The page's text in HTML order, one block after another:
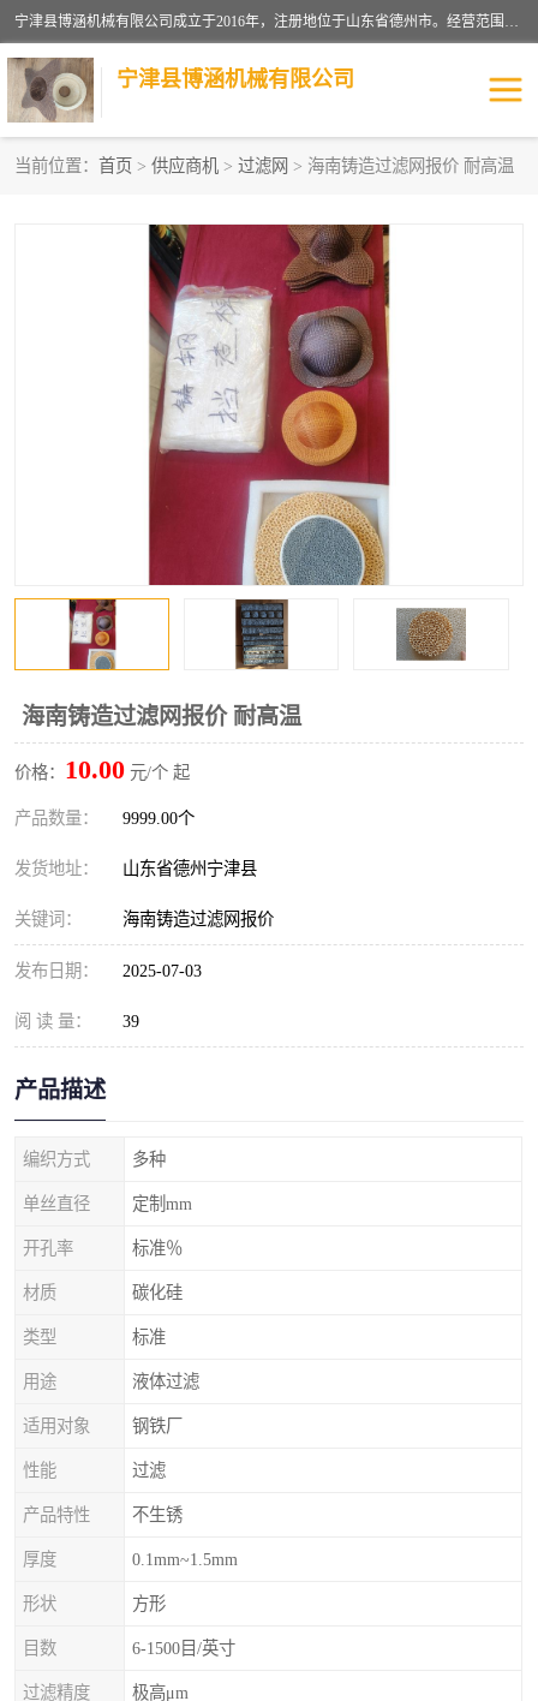
宁津县博涵机械有限公司成立于2016年，注册地位于山东省德州市。经营范围包括：机械设备研发、生产及销售，铸造用造型材料生产、销售，玻璃纤维及制品制造、销售，汽车零配件零售，机械零件、零部件加工，机械零件、零部件销售等；主要产品有：纤维过滤网,陶瓷过滤器,泡沫陶瓷过滤器,耐高温纤维过滤器,铸铁过滤器,铸铜过滤网,铸铝过滤网,铝轮毂过滤网,高效过滤网,高效陶瓷过滤网,高效纤维过滤网。
宁津县博涵机械有限公司
当前位置： 首页 > 供应商机 > 过滤网 > 海南铸造过滤网报价 耐高温
海南铸造过滤网报价 耐高温
价格： 10.00 元/个 起
产品数量： 9999.00个
发货地址： 山东省德州宁津县
关键词： 海南铸造过滤网报价
发布日期： 2025-07-03
阅 读 量： 39
产品描述
编织方式 多种
单丝直径 定制mm
开孔率 标准％
材质 碳化硅
类型 标准
用途 液体过滤
适用对象 钢铁厂
性能 过滤
产品特性 不生锈
厚度 0.1mm~1.5mm
形状 方形
目数 6-1500目/英寸
过滤精度 极高μm
挡渣棉
避脏网